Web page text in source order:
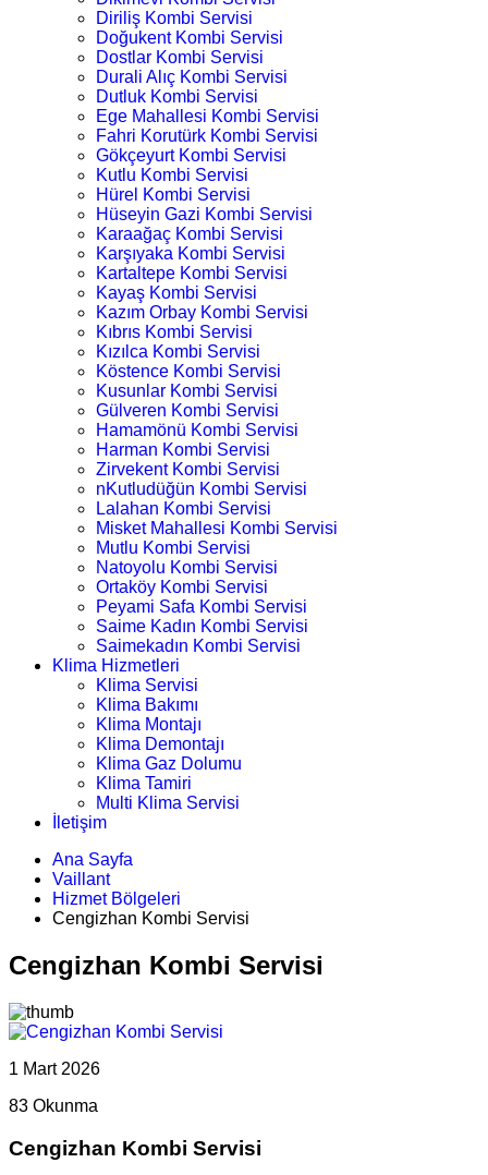
Diriliş Kombi Servisi
Doğukent Kombi Servisi
Dostlar Kombi Servisi
Durali Alıç Kombi Servisi
Dutluk Kombi Servisi
Ege Mahallesi Kombi Servisi
Fahri Korutürk Kombi Servisi
Gökçeyurt Kombi Servisi
Kutlu Kombi Servisi
Hürel Kombi Servisi
Hüseyin Gazi Kombi Servisi
Karaağaç Kombi Servisi
Karşıyaka Kombi Servisi
Kartaltepe Kombi Servisi
Kayaş Kombi Servisi
Kazım Orbay Kombi Servisi
Kıbrıs Kombi Servisi
Kızılca Kombi Servisi
Köstence Kombi Servisi
Kusunlar Kombi Servisi
Gülveren Kombi Servisi
Hamamönü Kombi Servisi
Harman Kombi Servisi
Zirvekent Kombi Servisi
nKutludüğün Kombi Servisi
Lalahan Kombi Servisi
Misket Mahallesi Kombi Servisi
Mutlu Kombi Servisi
Natoyolu Kombi Servisi
Ortaköy Kombi Servisi
Peyami Safa Kombi Servisi
Saime Kadın Kombi Servisi
Saimekadın Kombi Servisi
Klima Hizmetleri
Klima Servisi
Klima Bakımı
Klima Montajı
Klima Demontajı
Klima Gaz Dolumu
Klima Tamiri
Multi Klima Servisi
İletişim
Ana Sayfa
Vaillant
Hizmet Bölgeleri
Cengizhan Kombi Servisi
Cengizhan Kombi Servisi
1 Mart 2026
83 Okunma
Cengizhan Kombi Servisi